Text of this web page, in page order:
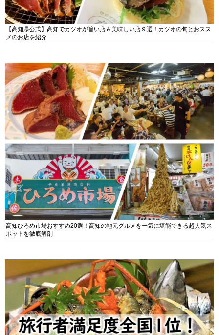
【高知県公式】高知でカツオが旨い店＆美味しい店９選！カツオの旬とおスス
メのお店を紹介
高知ひろめ市場おすすめ20選！高知の地元グルメを一気に堪能できる超人気ス
ポットを徹底解剖